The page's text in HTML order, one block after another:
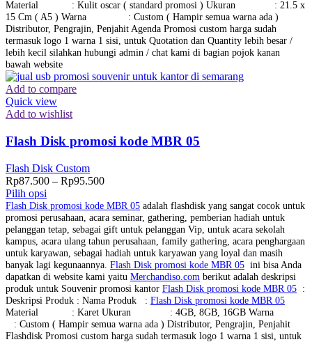
Material : Kulit oscar ( standard promosi ) Ukuran : 21.5 x
15 Cm ( A5 ) Warna : Custom ( Hampir semua warna ada )
Distributor, Pengrajin, Penjahit Agenda Promosi custom harga sudah
termasuk logo 1 warna 1 sisi, untuk Quotation dan Quantity lebih besar /
lebih kecil silahkan hubungi admin / chat kami di bagian pojok kanan
bawah website
Add to compare
Quick view
Add to wishlist
Flash Disk promosi kode MBR 05
Flash Disk Custom
Rp87.500 – Rp95.500
Pilih opsi
Flash Disk promosi kode MBR 05 adalah flashdisk yang sangat cocok untuk
promosi perusahaan, acara seminar, gathering, pemberian hadiah untuk
pelanggan tetap, sebagai gift untuk pelanggan Vip, untuk acara sekolah
kampus, acara ulang tahun perusahaan, family gathering, acara penghargaan
untuk karyawan, sebagai hadiah untuk karyawan yang loyal dan masih
banyak lagi kegunaannya. Flash Disk promosi kode MBR 05 ini bisa Anda
dapatkan di website kami yaitu Merchandiso.com berikut adalah deskripsi
produk untuk Souvenir promosi kantor Flash Disk promosi kode MBR 05 :
Deskripsi Produk : Nama Produk : Flash Disk promosi kode MBR 05
Material : Karet Ukuran : 4GB, 8GB, 16GB Warna
: Custom ( Hampir semua warna ada ) Distributor, Pengrajin, Penjahit
Flashdisk Promosi custom harga sudah termasuk logo 1 warna 1 sisi, untuk